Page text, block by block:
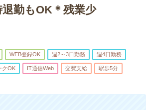
退勤もOK＊残業少
WEB登録OK 週2～3日勤務 週4日勤務
クOK IT通信Web 交費支給 駅歩5分